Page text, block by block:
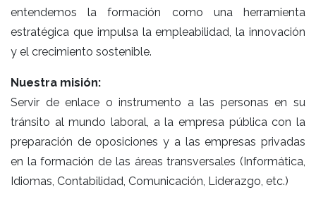
entendemos la formación como una herramienta
estratégica que impulsa la empleabilidad, la innovación
y el crecimiento sostenible.
Nuestra misión:
Servir de enlace o instrumento a las personas en su
tránsito al mundo laboral, a la empresa pública con la
preparación de oposiciones y a las empresas privadas
en la formación de las áreas transversales (Informática,
Idiomas, Contabilidad, Comunicación, Liderazgo, etc.)